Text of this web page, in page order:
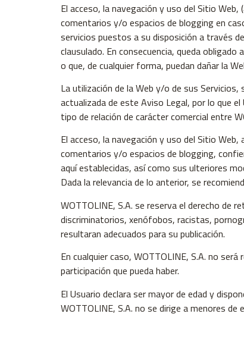
El acceso, la navegación y uso del Sitio
comentarios y/o espacios de blogging en
servicios puestos a su disposición a través
clausulado. En consecuencia, queda
o que, de cualquier forma, puedan dañar la
La utilización de la Web y/o de sus
actualizada de este Aviso Legal, por lo que
tipo de relación de carácter comercial entre
El acceso, la navegación y uso del Sitio
comentarios y/o espacios de blogging,
aquí establecidas, así como sus ulteriores
Dada la relevancia de lo anterior, se
WOTTOLINE, S.A. se reserva el derecho de
discriminatorios, xenófobos, racistas,
resultaran adecuados para su publicación.
En cualquier caso, WOTTOLINE, S.A. no
participación que pueda haber.
El Usuario declara ser mayor de edad y
WOTTOLINE, S.A. no se dirige a menores